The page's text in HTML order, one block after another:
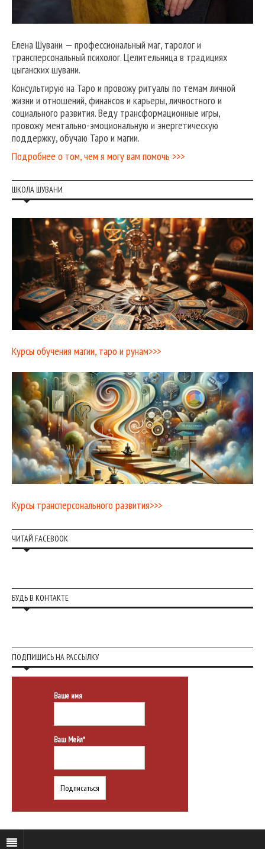
Елена Шувани — профессиональный маг, таролог и
трансперсональный психолог. Целительница в традициях
цыганских шувани.
Консультирую на Таро и провожу ритуалы по темам личной
жизни и отношений, финансов и карьеры, личностного и
социального развития. Веду трансформационные игры,
провожу ментально-эмоциональную и энергетическую
поддержку, обучаю Таро и магии.
Подробнее о том, чем я могу вам помочь >>>
ШКОЛА ШУВАНИ
Курсы обучения магии, таро и рунам>>>
Курсы трансперсонального развития>>>
ЧИТАЙ FACEBOOK
БУДЬ В КОНТАКТЕ
ПОДПИШИСЬ НА РАССЫЛКУ
Ваше имя
Ваш Мейл*